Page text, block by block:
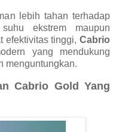
lebih tahan terhadap
ekstrem maupun
efektivitas tinggi, Cabrio
yang mendukung
menguntungkan.
Cabrio Gold Yang